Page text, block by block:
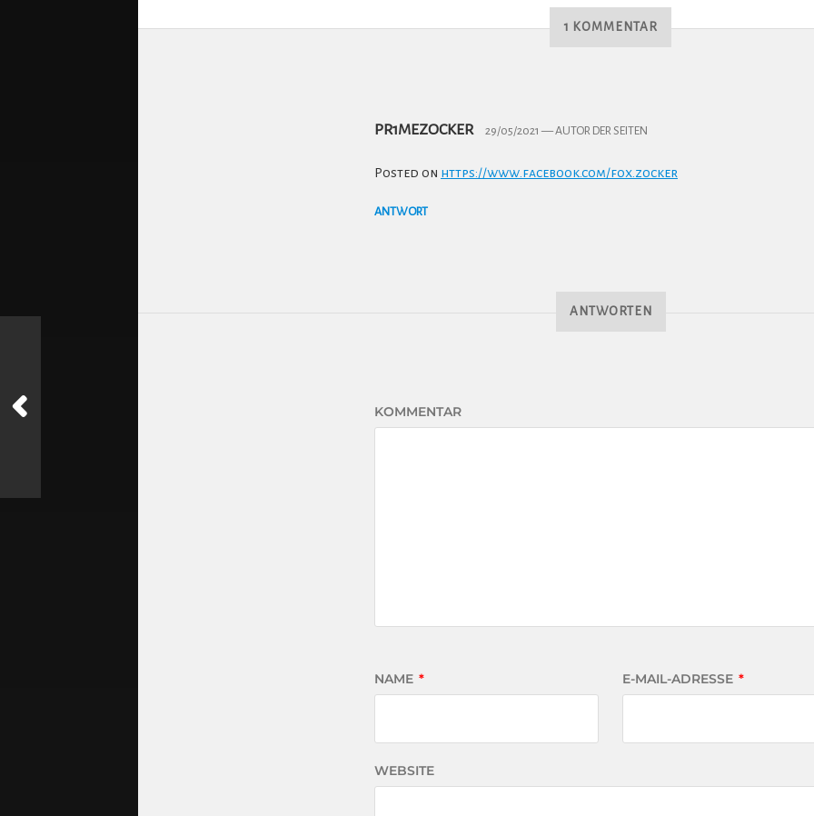
1 KOMMENTAR
PR1MEZOCKER 29/05/2021 — AUTOR DER SEITEN
Posted on https://www.facebook.com/fox.zocker
ANTWORT
ANTWORTEN
KOMMENTAR
NAME * E-MAIL-ADRESSE *
WEBSITE